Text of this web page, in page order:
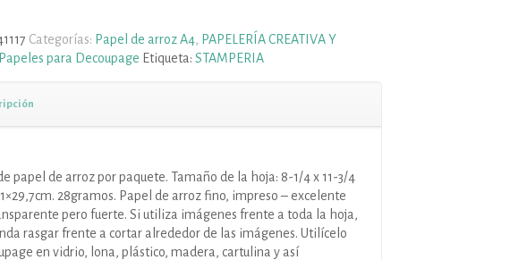
Categorías: Papel de arroz A4,
PAPELERÍA CREATIVA Y
Papeles para Decoupage Etiqueta: STAMPERIA
papel de arroz por paquete. Tamaño de la hoja: 8-1/4 x 11-3/4
28gramos. Papel de arroz fino, impreso – excelente
pero fuerte. Si utiliza imágenes frente a toda la hoja,
rasgar frente a cortar alrededor de las imágenes. Utilícelo
en vidrio, lona, plástico, madera, cartulina y así